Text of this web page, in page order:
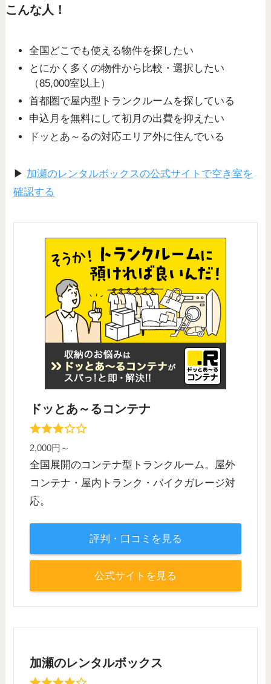
こんな人！
全国どこでも使える物件を探したい
とにかく多くの物件から比較・選択したい
（85,000室以上）
首都圏で屋内型トランクルームを探している
申込月を無料にして初月の出費を抑えたい
ドッとあ～るの対応エリア外に住んでいる
▶ 加瀬のレンタルボックスの公式サイトで空き室を
確認する
ドッとあ～るコンテナ
2,000円～
全国展開のコンテナ型トランクルーム。屋外
コンテナ・屋内トランク・バイクガレージ対
応。
評判・口コミを見る
公式サイトを見る
加瀬のレンタルボックス